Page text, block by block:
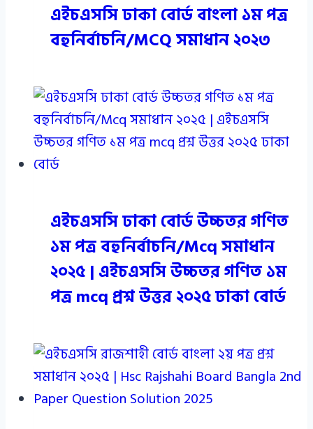
এইচএসসি ঢাকা বোর্ড বাংলা ১ম পত্র
বহুনির্বাচনি/MCQ সমাধান ২০২৩
এইচএসসি ঢাকা বোর্ড উচ্চতর গণিত
১ম পত্র বহুনির্বাচনি/Mcq সমাধান
২০২৫ | এইচএসসি উচ্চতর গণিত ১ম
পত্র mcq প্রশ্ন উত্তর ২০২৫ ঢাকা বোর্ড